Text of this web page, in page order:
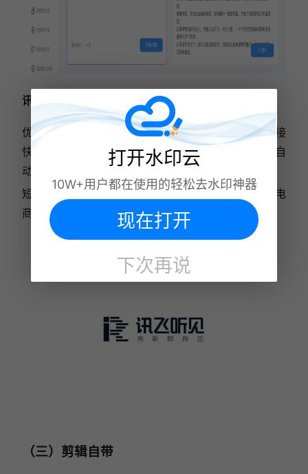
讯飞听见 APP
优点：电脑端侧重本地素材批量解析，移动端主打链接
快速提取，多语种方言识别优化到位，批量任务后台自
动排队。
短板：电脑端安装包偏大，低配设备加载缓慢，适合电
商批量囤素材、自媒体日常更新。
（三）剪辑自带
打开水印云
10W+用户都在使用的轻松去水印神器
现在打开
下次再说